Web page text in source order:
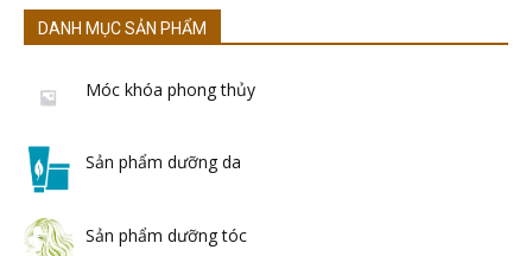
DANH MỤC SẢN PHẨM
Móc khóa phong thủy
Sản phẩm dưỡng da
Sản phẩm dưỡng tóc